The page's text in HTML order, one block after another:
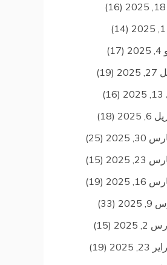
(16)
(14)
(17)
(19)
(16)
(18)
(25)
(15)
(19)
(33)
(15)
(19)